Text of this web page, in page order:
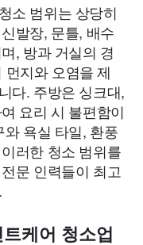
소 범위는 상당히
발장, 문틀, 배수
, 방과 거실의 경
지와 오염을 제
다. 주방은 싱크대,
요리 시 불편함이
욕실 타일, 환풍
러한 청소 범위를
문 인력들이 최고
케어 청소업